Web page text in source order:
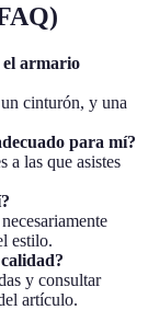
el armario
cinturón, y una
para mí?
a las que asistes
estilo.
y consultar
artículo.